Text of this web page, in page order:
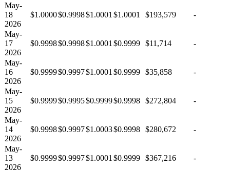
May-
18
2026
$1.0000$0.9998$1.0001 $1.0001 $193,579 -
May-
17
2026
$0.9998$0.9998$1.0001 $0.9999 $11,714 -
May-
16
2026
$0.9999$0.9997$1.0001 $0.9999 $35,858 -
May-
15
2026
$0.9999$0.9995$0.9999$0.9998 $272,804 -
May-
14
2026
$0.9998$0.9997$1.0003$0.9998 $280,672 -
May-
13
2026
$0.9999$0.9997$1.0001 $0.9999 $367,216 -